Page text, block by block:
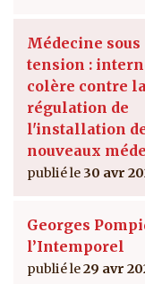
Médecine sous
tension :
colère contre la
régulation de
l'installation
nouveaux
30 avr
Georges
l’Intemporel
29 avr